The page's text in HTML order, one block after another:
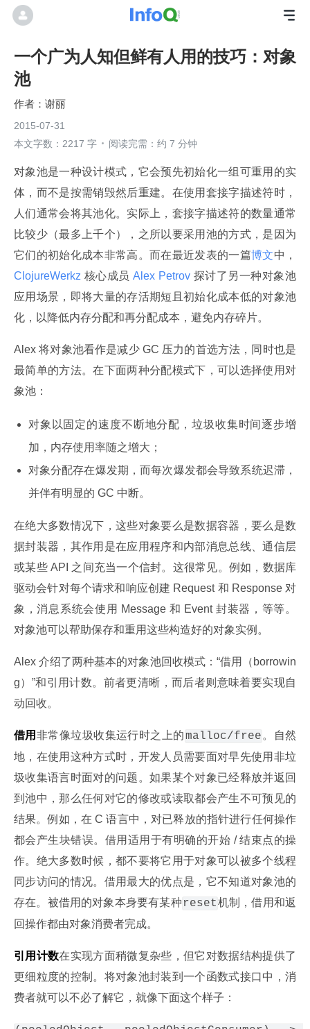
一个广为人知但鲜有人用的技巧：对象
池
谢丽
2015-07-31
本文字数：2217 字
阅读完需：约 7 分钟
对象池是一种设计模式，它会预先初始化一组可重用的实
体，而不是按需销毁然后重建。在使用套接字描述符时，
人们通常会将其池化。实际上，套接字描述符的数量通常
比较少（最多上千个），之所以要采用池的方式，是因为
它们的初始化成本非常高。而在最近发表的一篇博文中，
ClojureWerkz 核心成员 Alex Petrov 探讨了另一种对象池
应用场景，即将大量的存活期短且初始化成本低的对象池
化，以降低内存分配和再分配成本，避免内存碎片。
Alex 将对象池看作是减少 GC 压力的首选方法，同时也是
最简单的方法。在下面两种分配模式下，可以选择使用对
象池：
对象以固定的速度不断地分配，垃圾收集时间逐步增
加，内存使用率随之增大；
对象分配存在爆发期，而每次爆发都会导致系统迟滞，
并伴有明显的 GC 中断。
在绝大多数情况下，这些对象要么是数据容器，要么是数
据封装器，其作用是在应用程序和内部消息总线、通信层
或某些 API 之间充当一个信封。这很常见。例如，数据库
驱动会针对每个请求和响应创建 Request 和 Response 对
象，消息系统会使用 Message 和 Event 封装器，等等。
对象池可以帮助保存和重用这些构造好的对象实例。
Alex 介绍了两种基本的对象池回收模式：“借用（borrowin
g）”和引用计数。前者更清晰，而后者则意味着要实现自
动回收。
借用 非常像垃圾收集运行时之上的malloc/free 。自然
地，在使用这种方式时，开发人员需要面对早先使用非垃
圾收集语言时面对的问题。如果某个对象已经释放并返回
到池中，那么任何对它的修改或读取都会产生不可预见的
结果。例如，在 C 语言中，对已释放的指针进行任何操作
都会产生块错误。借用适用于有明确的开始 / 结束点的操
作。绝大多数时候，都不要将它用于对象可以被多个线程
同步访问的情况。借用最大的优点是，它不知道对象池的
存在。被借用的对象本身要有某种 reset机制，借用和返
回操作都由对象消费者完成。
引用计数在实现方面稍微复杂些，但它对数据结构提供了
更细粒度的控制。将对象池封装到一个函数式接口中，消
费者就可以不必了解它，就像下面这个样子：